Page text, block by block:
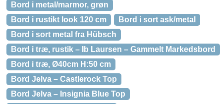
Bord i metal/marmor, grøn
Bord i rustikt look 120 cm
Bord i sort ask/metal
Bord i sort metal fra Hübsch
Bord i træ, rustik – Ib Laursen – Gammelt Markedsbord
Bord i træ, Ø40cm H:50 cm
Bord Jelva – Castlerock Top
Bord Jelva – Insignia Blue Top